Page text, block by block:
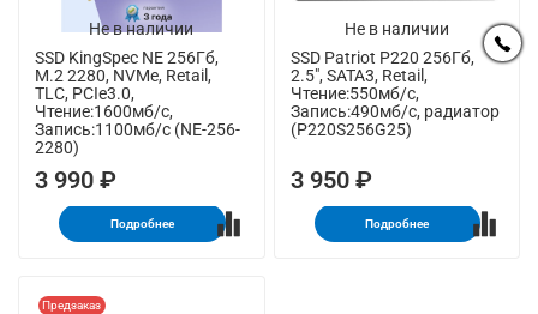
Не в наличии
SSD KingSpec NE 256Гб,
M.2 2280, NVMe, Retail,
TLC, PCIe3.0,
Чтение:1600мб/с,
Запись:1100мб/с (NE-256-
2280)
3 990 ₽
Подробнее
Не в наличии
SSD Patriot P220 256Гб,
2.5", SATA3, Retail,
Чтение:550мб/с,
Запись:490мб/с, радиатор
(P220S256G25)
3 950 ₽
Подробнее
Предзаказ